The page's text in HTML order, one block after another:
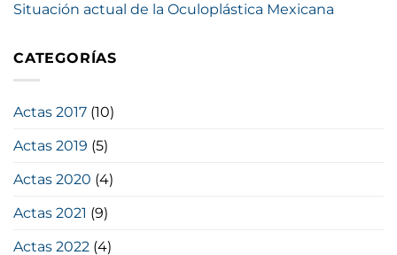
Situación actual de la Oculoplástica Mexicana
CATEGORÍAS
Actas 2017 (10)
Actas 2019 (5)
Actas 2020 (4)
Actas 2021 (9)
Actas 2022 (4)